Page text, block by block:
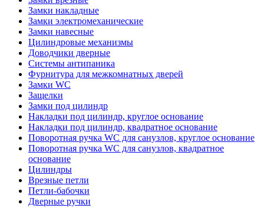
Замки накладные
Замки электромеханические
Замки навесные
Цилиндровые механизмы
Доводчики дверные
Системы антипаника
Фурнитура для межкомнатных дверей
Замки WC
Защелки
Замки под цилиндр
Накладки под цилиндр, круглое основание
Накладки под цилиндр, квадратное основание
Поворотная ручка WC для санузлов, круглое основание
Поворотная ручка WC для санузлов, квадратное
основание
Цилиндры
Врезные петли
Петли-бабочки
Дверные ручки